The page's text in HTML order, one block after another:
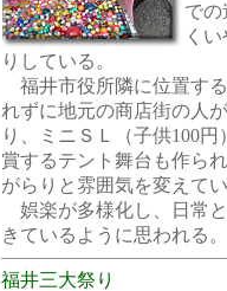
で
く
りしている。
福井市役所隣に位置する
れずに地元の商店街の人
り、ミニＳＬ（子供100
賞するテント舞台も作ら
がらりと雰囲気を変えてい
娯楽が多様化し、日常
きているように思われる。
福井三大祭り